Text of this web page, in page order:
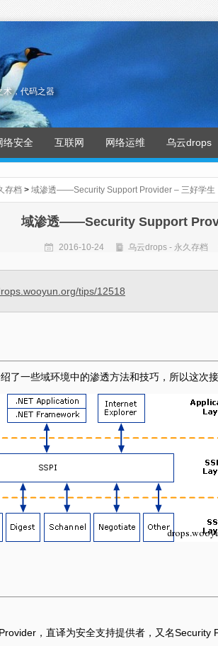
术，代码之器
络安全 互联网 网络运维 乌云drops
存档 > 域渗透——Security Support Provider – 三好学生
域渗透——Security Support
2016-10-24 乌云drops - 永久存档
tips/12518
了一些域环境中的渗透方法和技巧，所以这
，直译为安全支持提供者，又名Security